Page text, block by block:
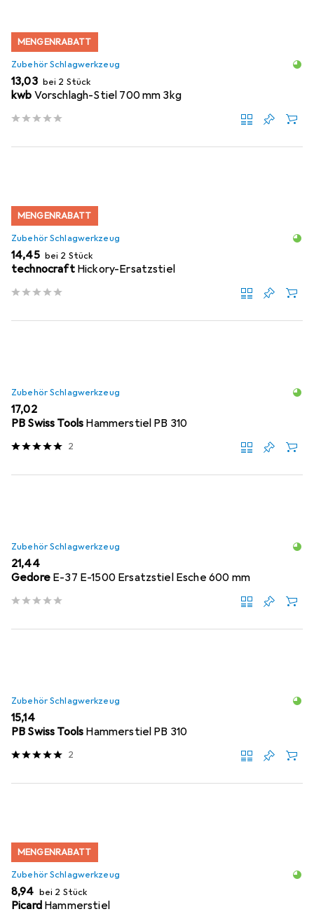
MENGENRABATT
Zubehör Schlagwerkzeug
EUR
13,03 bei 2 Stück
kwb Vorschlagh-Stiel 700 mm 3kg
MENGENRABATT
Zubehör Schlagwerkzeug
EUR
14,45 bei 2 Stück
technocraft Hickory-Ersatzstiel
Zubehör Schlagwerkzeug
EUR
17,02
PB Swiss Tools Hammerstiel PB 310
2
Zubehör Schlagwerkzeug
EUR
21,44
Gedore E-37 E-1500 Ersatzstiel Esche 600 mm
Zubehör Schlagwerkzeug
EUR
15,14
PB Swiss Tools Hammerstiel PB 310
2
MENGENRABATT
Zubehör Schlagwerkzeug
EUR
8,94 bei 2 Stück
Picard Hammerstiel